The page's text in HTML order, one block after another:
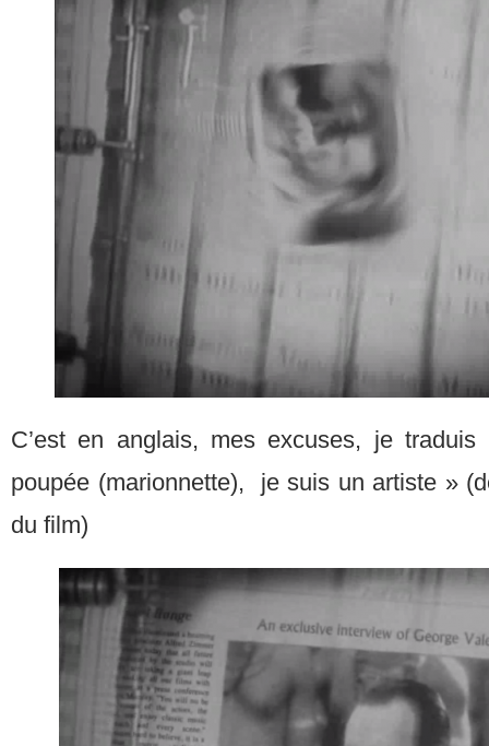
C’est en anglais, mes excuses, je
poupée (marionnette), je suis un artiste »
du film)